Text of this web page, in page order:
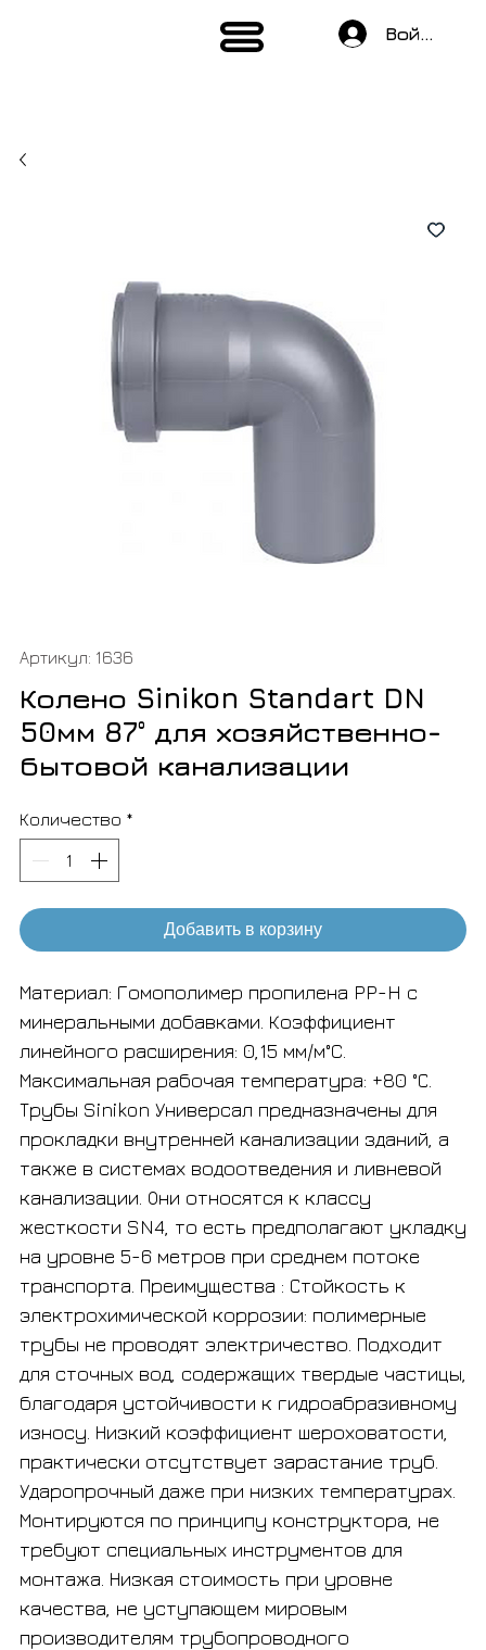
Войти
Артикул: 1636
Колено Sinikon Standart DN
50мм 87° для хозяйственно-
бытовой канализации
Количество *
Добавить в корзину
Материал: Гомополимер пропилена PP-H с
минеральными добавками. Коэффициент
линейного расширения: 0,15 мм/м°C.
Максимальная рабочая температура: +80 °С.
Трубы Sinikon Универсал предназначены для
прокладки внутренней канализации зданий, а
также в системах водоотведения и ливневой
канализации. Они относятся к классу
жесткости SN4, то есть предполагают укладку
на уровне 5-6 метров при среднем потоке
транспорта. Преимущества : Стойкость к
электрохимической коррозии: полимерные
трубы не проводят электричество. Подходит
для сточных вод, содержащих твердые частицы,
благодаря устойчивости к гидроабразивному
износу. Низкий коэффициент шероховатости,
практически отсутствует зарастание труб.
Ударопрочный даже при низких температурах.
Монтируются по принципу конструктора, не
требуют специальных инструментов для
монтажа. Низкая стоимость при уровне
качества, не уступающем мировым
производителям трубопроводного